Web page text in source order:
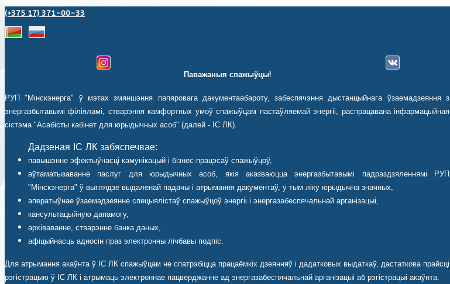
(+375 17) 371-00-33
Паважаныя спажыўцы!
РУП "Мінскэнерга" ў мэтах змяншэння папяровага дакументаабароту, забеспячэння дыстанцыйнага ўзаемадзеяння з
энергазбытавымі філіяламі, стварэння камфортных умоў спажыўцам пастаўляемай энергіі, распрацавана інфармацыйная
сістэма "Асабісты кабінет для юрыдычных асоб" (далей - ІС ЛК).
Дадзеная ІС ЛК забяспечвае:
павышэнне эфектыўнасці камунікацый і бізнес-працэсаў спажыўцоў,
аўтаматызаванне паслуг для юрыдычных асоб, якія аказваюцца энергазбытавымі падраздзяленнямі РУП
"Мінскэнерга" ў выглядзе выдаленай падачы і атрымання дакументаў, у тым ліку юрыдычна значных,
аператыўнае ўзаемадзеянне спецыялістаў спажыўцоў энергіі і энергазабеспячальнай арганізацыі,
кансультацыйную дапамогу,
архіваванне, стварэнне банка даных,
афіцыйнасць адносін праз электронны лічбавы подпіс.
Для атрымання акаўнта ў ІС ЛК спажыўцам не спатрэбіцца працаёмкіх дзеянняў і дадатковых выдаткаў, дастаткова прайсці
рэгістрацыю ў ІС ЛК і атрымаць электроннае пацверджанне ад энергазабеспячальнай арганізацыі аб рэгістрацыі акаўнта.